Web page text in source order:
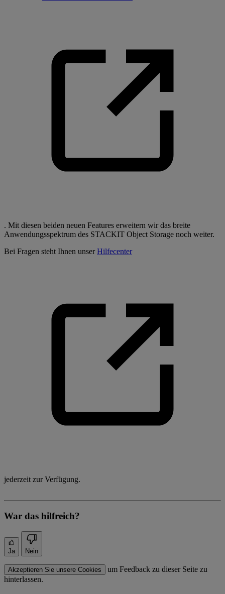
. Mit diesen beiden neuen Features erweitern wir das breite
Anwendungsspektrum des STACKIT Object Storage noch weiter.
Bei Fragen steht Ihnen unserHilfecenter
jederzeit zur Verfügung.
War das hilfreich?
Ja Nein
Akzeptieren Sie unsere Cookies
um Feedback zu dieser Seite zu
hinterlassen.